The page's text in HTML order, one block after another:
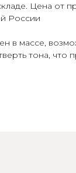
Цена от
России
в массе,
тона, что